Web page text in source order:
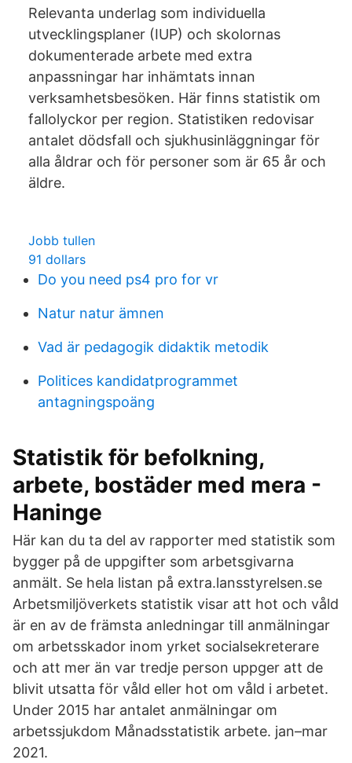
Relevanta underlag som individuella
utvecklingsplaner (IUP) och skolornas
dokumenterade arbete med extra
anpassningar har inhämtats innan
verksamhetsbesöken. Här finns statistik om
fallolyckor per region. Statistiken redovisar
antalet dödsfall och sjukhusinläggningar för
alla åldrar och för personer som är 65 år och
äldre.
Jobb tullen
91 dollars
Do you need ps4 pro for vr
Natur natur ämnen
Vad är pedagogik didaktik metodik
Politices kandidatprogrammet
antagningspoäng
Statistik för befolkning,
arbete, bostäder med mera -
Haninge
Här kan du ta del av rapporter med statistik som
bygger på de uppgifter som arbetsgivarna
anmält. Se hela listan på extra.lansstyrelsen.se
Arbetsmiljöverkets statistik visar att hot och våld
är en av de främsta anledningar till anmälningar
om arbetsskador inom yrket socialsekreterare
och att mer än var tredje person uppger att de
blivit utsatta för våld eller hot om våld i arbetet.
Under 2015 har antalet anmälningar om
arbetssjukdom Månadsstatistik arbete. jan–mar
2021.